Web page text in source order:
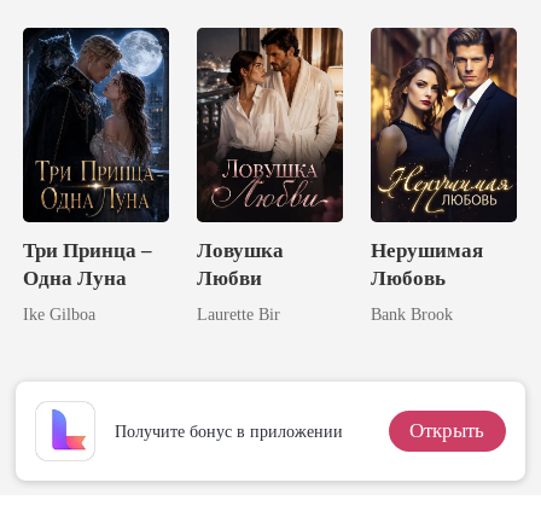
Три Принца –
Одна Луна
Ike Gilboa
Ловушка
Любви
Laurette Bir
Нерушимая
Любовь
Bank Brook
Получите бонус в приложении Открыть